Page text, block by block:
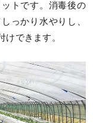
トです。消毒後の
っかり水やりし、
できます。